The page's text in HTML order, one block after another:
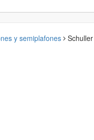
y semiplafones